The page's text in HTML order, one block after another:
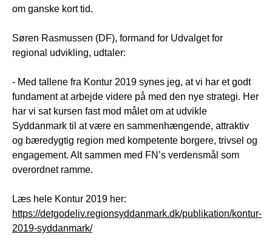
om ganske kort tid.
Søren Rasmussen (DF), formand for Udvalget for
regional udvikling, udtaler:
- Med tallene fra Kontur 2019 synes jeg, at vi har et godt
fundament at arbejde videre på med den nye strategi. Her
har vi sat kursen fast mod målet om at udvikle
Syddanmark til at være en sammenhængende, attraktiv
og bæredygtig region med kompetente borgere, trivsel og
engagement. Alt sammen med FN’s verdensmål som
overordnet ramme.
Læs hele Kontur 2019 her:
https://detgodeliv.regionsyddanmark.dk/publikation/kontur-
2019-syddanmark/